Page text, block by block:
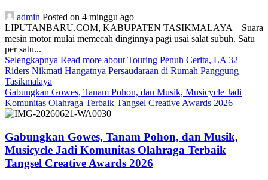
admin Posted on 4 minggu ago
LIPUTANBARU.COM, KABUPATEN TASIKMALAYA – Suara
mesin motor mulai memecah dinginnya pagi usai salat subuh. Satu
per satu...
Selengkapnya Read more about Touring Penuh Cerita, LA 32
Riders Nikmati Hangatnya Persaudaraan di Rumah Panggung
Tasikmalaya
Gabungkan Gowes, Tanam Pohon, dan Musik, Musicycle Jadi
Komunitas Olahraga Terbaik Tangsel Creative Awards 2026
Gabungkan Gowes, Tanam Pohon, dan Musik,
Musicycle Jadi Komunitas Olahraga Terbaik
Tangsel Creative Awards 2026